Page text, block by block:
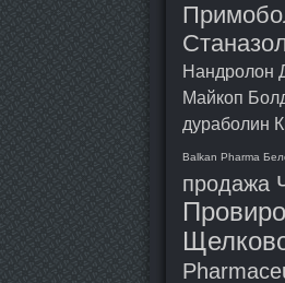
Нандролон
Майкоп
дураболин
Balkan Pharma
продажа